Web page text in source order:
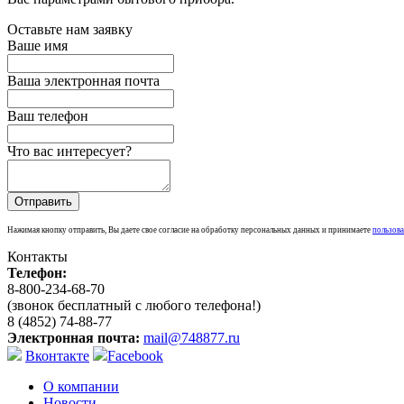
Оставьте нам заявку
Ваше имя
Ваша электронная почта
Ваш телефон
Что вас интересует?
Нажимая кнопку отправить, Вы даете свое согласие на обработку персональных данных и принимаете
Контакты
Телефон:
8-800-234-68-70
(звонок бесплатный с любого телефона!)
8 (4852) 74-88-77
Электронная почта: mail@748877.ru
Вконтакте
Facebook
О компании